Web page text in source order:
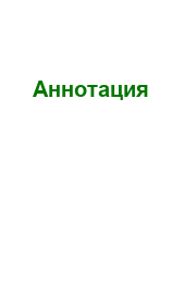
Аннотация